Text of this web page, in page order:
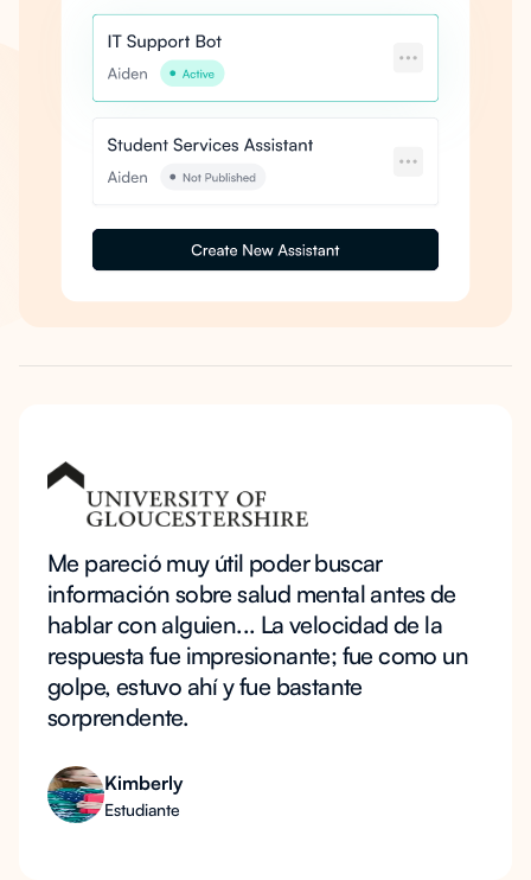
Me pareció muy útil poder buscar
información sobre salud mental antes de
hablar con alguien... La velocidad de la
respuesta fue impresionante; fue como un
golpe, estuvo ahí y fue bastante
sorprendente.
Kimberly
Estudiante